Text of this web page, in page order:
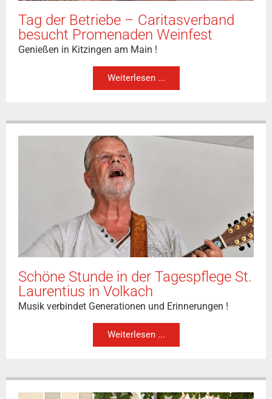
Tag der Betriebe – Caritasverband
besucht Promenaden Weinfest
Genießen in Kitzingen am Main !
Weiterlesen ...
Schöne Stunde in der Tagespflege St.
Laurentius in Volkach
Musik verbindet Generationen und Erinnerungen !
Weiterlesen ...